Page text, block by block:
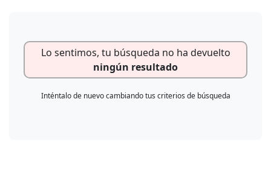
Lo sentimos, tu búsqueda no ha devuelto
ningún resultado
Inténtalo de nuevo cambiando tus criterios de búsqueda